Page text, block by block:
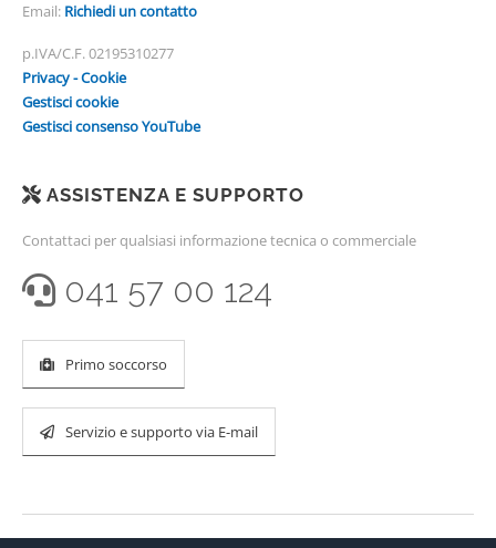
Email: Richiedi un contatto
p.IVA/C.F. 02195310277
Privacy - Cookie
Gestisci cookie
Gestisci consenso YouTube
ASSISTENZA E SUPPORTO
Contattaci per qualsiasi informazione tecnica o commerciale
041 57 00 124
Primo soccorso
Servizio e supporto via E-mail